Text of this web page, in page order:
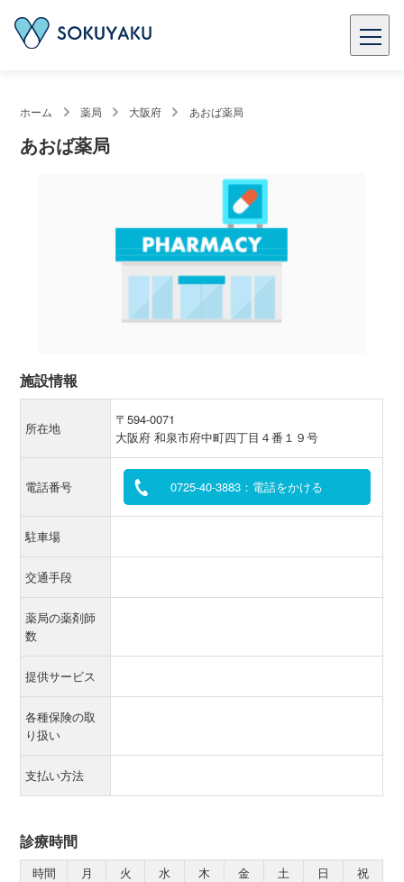
ホーム 薬局 大阪府 あおば薬局
あおば薬局
施設情報
所在地
〒594-0071
大阪府 和泉市府中町四丁目４番１９号
電話番号 0725-40-3883：電話をかける
駐車場
交通手段
薬局の薬剤師
数
提供サービス
各種保険の取
り扱い
支払い方法
診療時間
時間 月 火 水 木 金 土 日
祝